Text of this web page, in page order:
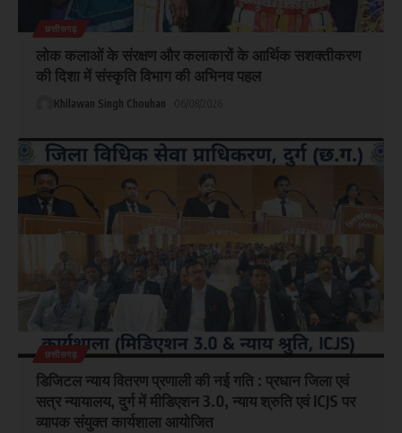
छत्तीसगढ़
लोक कलाओं के संरक्षण और कलाकारों के आर्थिक सशक्तीकरण
की दिशा में संस्कृति विभाग की अभिनव पहल
Khilawan Singh Chouhan
छत्तीसगढ़
डिजिटल न्याय वितरण प्रणाली की नई गति : प्रधान जिला एवं
सत्र न्यायालय, दुर्ग में मीडिएशन 3.0, न्याय श्रुति एवं ICJS पर
व्यापक संयुक्त कार्यशाला आयोजित